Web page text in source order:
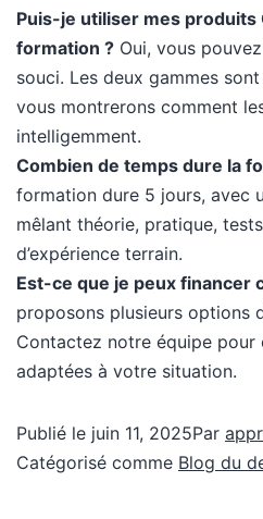
Puis-je utiliser mes produits
formation ? Oui, vous
souci. Les deux gammes
vous montrerons comment
intelligemment.
Combien de temps dure la
formation dure 5 jours, avec
mêlant théorie, pratique,
d’expérience terrain.
Est-ce que je peux financer
proposons plusieurs options
Contactez notre équipe pour
adaptées à votre situation.
Publié le juin 11, 2025Par
Catégorisé comme Blog du